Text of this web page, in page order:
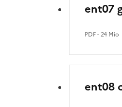
ent07
PDF- 24 Mio
ent08